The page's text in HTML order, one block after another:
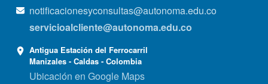
notificacionesyconsultas@autonoma.edu.co
servicioalcliente@autonoma.edu.co
Antigua Estación del Ferrocarril
Manizales - Caldas - Colombia
Ubicación en Google Maps